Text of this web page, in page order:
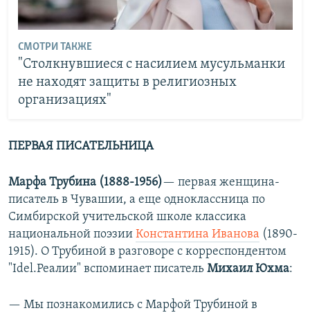
СМОТРИ ТАКЖЕ
"Столкнувшиеся с насилием мусульманки
не находят защиты в религиозных
организациях"
ПЕРВАЯ ПИСАТЕЛЬНИЦА
Марфа Трубина (1888-1956)— первая женщина-
писатель в Чувашии, а еще одноклассница по
Симбирской учительской школе классика
национальной поэзии Константина Иванова (1890-
1915). О Трубиной в разговоре с корреспондентом
"Idel.Реалии" вспоминает писатель Михаил Юхма:
— Мы познакомились с Марфой Трубиной в